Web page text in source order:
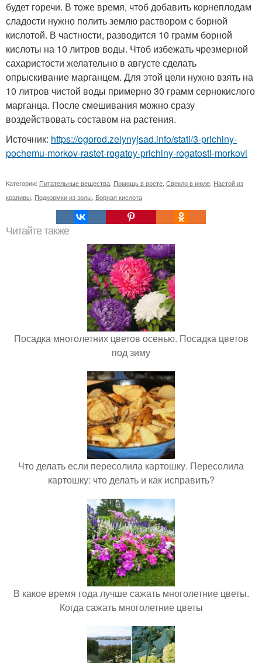
будет горечи. В тоже время, чтоб добавить корнеплодам
сладости нужно полить землю раствором с борной
кислотой. В частности, разводится 10 грамм борной
кислоты на 10 литров воды. Чтоб избежать чрезмерной
сахаристости желательно в августе сделать
опрыскивание марганцем. Для этой цели нужно взять на
10 литров чистой воды примерно 30 грамм сернокислого
марганца. После смешивания можно сразу
воздействовать составом на растения.
Источник: https://ogorod.zelynyjsad.info/stati/3-prichiny-
pochemu-morkov-rastet-rogatoy-prichiny-rogatosti-morkovi
Категории: Питательные вещества, Помощь в росте, Свекло в июле, Настой из
крапивы, Подкормки из золы, Борная кислота
Читайте также
Посадка многолетних цветов осенью. Посадка цветов
под зиму
Что делать если пересолила картошку. Пересолила
картошку: что делать и как исправить?
В какое время года лучше сажать многолетние цветы.
Когда сажать многолетние цветы